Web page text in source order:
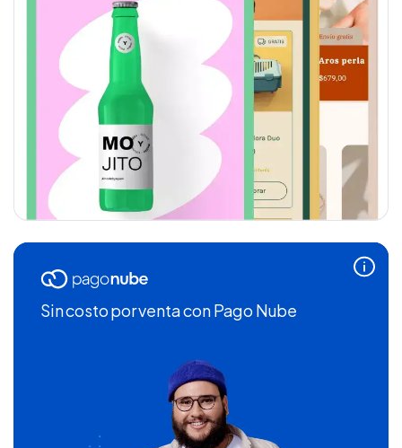
Sin costo por ventacon Pago Nube